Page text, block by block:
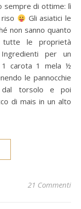
sempre di ottime: lì
Gli asiatici le
non sanno quanto
le proprietà
per un
1 carota 1 mela ½
le pannocchie
dal torsolo e poi
di mais in un alto
21 Commenti